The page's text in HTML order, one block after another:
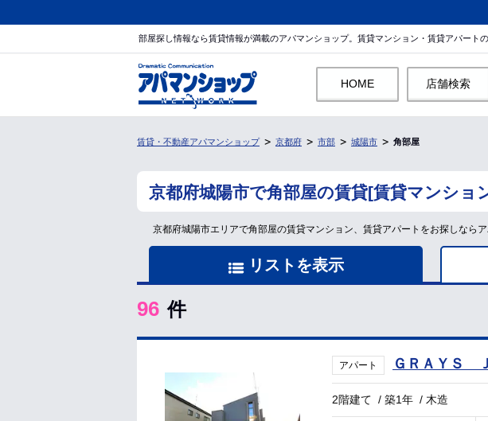
部屋探し情報なら賃貸情報が満載のアパマンショップ。賃貸マンション・賃貸アパートの
HOME 店舗検索
賃貸・不動産アパマンショップ 京都府 市部 城陽市 角部屋
京都府城陽市で角部屋の賃貸[賃貸マンショ
京都府城陽市エリアで角部屋の賃貸マンション、賃貸アパートをお探しなら
リストを表示
96 件
アパート ＧＲＡＹＳ
2階建て /築1年 / 木造